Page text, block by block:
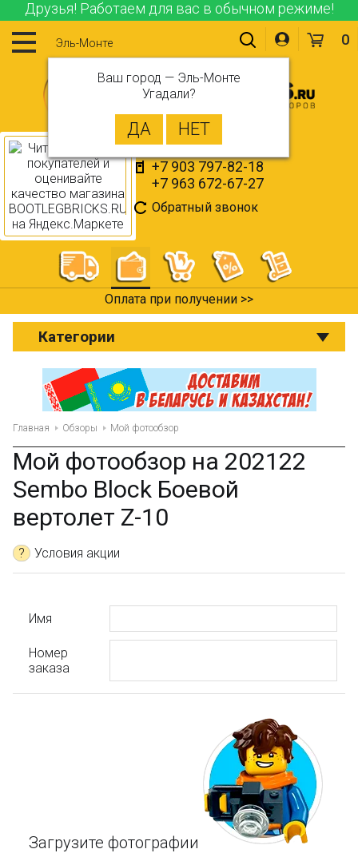
Друзья! Работаем для вас в обычном режиме!
Эль-Монте
Ваш город — Эль-Монте
Угадали?
+7 903 797-82-18
+7 963 672-67-27
Обратный звонок
0
Оплата при получении >>
Категории
Главная Обзоры Мой фотообзор
Мой фотообзор на 202122
Sembo Block Боевой
вертолет Z-10
? Условия акции
Имя
Номер
заказа
Загрузите фотографии